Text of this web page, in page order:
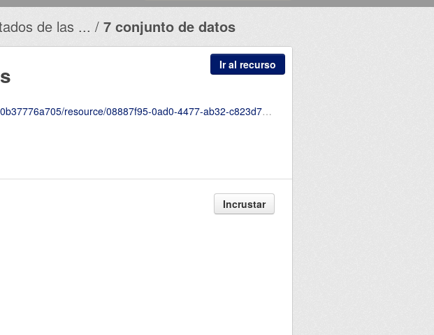
de las ... 7 conjunto de datos
Ir al recurso
0ad0-4477-ab32-c823d7aaac99/download/7conjuntodedatos.csv
Incrustar